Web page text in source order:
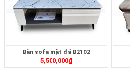
Bàn sofa mặt đá B2102
5,500,000₫